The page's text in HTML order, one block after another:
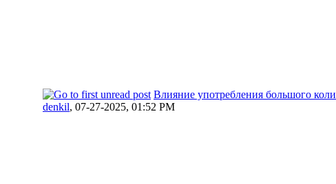
Влияние употребления большого
denkil, 07-27-2025, 01:52 PM